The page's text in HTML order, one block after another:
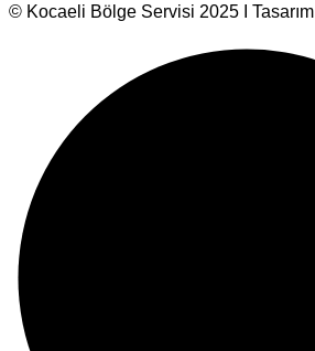
© Kocaeli Bölge Servisi 2025 I Tasarım